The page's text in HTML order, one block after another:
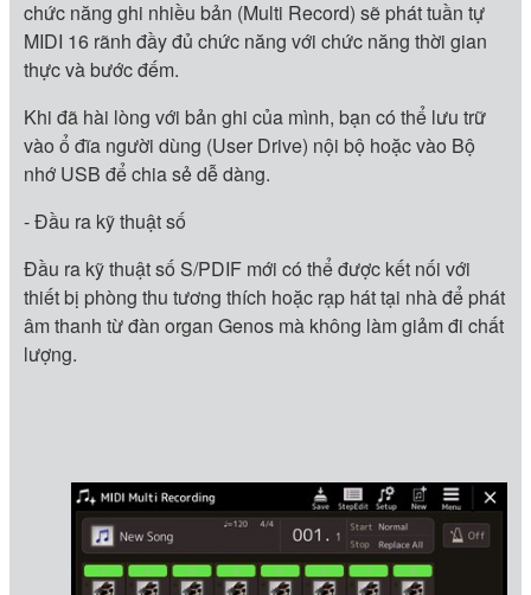
chức năng ghi nhiều bản (Multi Record) sẽ phát tuần tự
MIDI 16 rãnh đầy đủ chức năng với chức năng thời gian
thực và bước đếm.
Khi đã hài lòng với bản ghi của mình, bạn có thể lưu trữ
vào ổ đĩa người dùng (User Drive) nội bộ hoặc vào Bộ
nhớ USB để chia sẻ dễ dàng.
- Đầu ra kỹ thuật số
Đầu ra kỹ thuật số S/PDIF mới có thể được kết nối với
thiết bị phòng thu tương thích hoặc rạp hát tại nhà để phát
âm thanh từ đàn organ Genos mà không làm giảm đi chất
lượng.